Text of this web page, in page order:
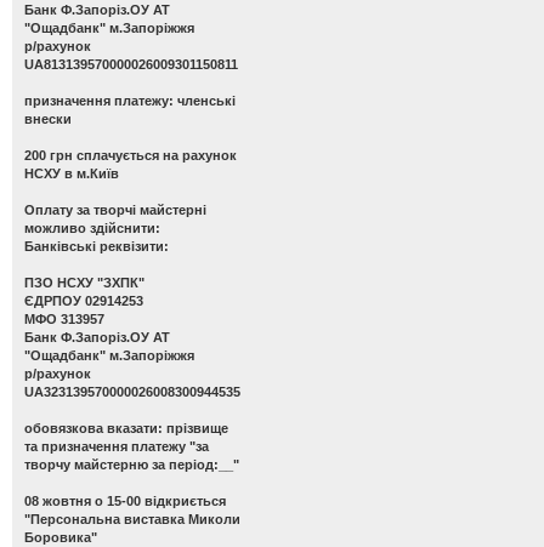
Банк Ф.Запоріз.ОУ АТ
"Ощадбанк" м.Запоріжжя
р/рахунок
UA813139570000026009301150811
призначення платежу: членські
внески
200 грн сплачується на рахунок
НСХУ в м.Київ
Оплату за творчі майстерні
можливо здійснити:
Банківські реквізити:
ПЗО НСХУ "ЗХПК"
ЄДРПОУ 02914253
МФО 313957
Банк Ф.Запоріз.ОУ АТ
"Ощадбанк" м.Запоріжжя
р/рахунок
UA323139570000026008300944535
обовязкова вказати: прізвище
та призначення платежу "за
творчу майстерню за період:__"
08 жовтня о 15-00 відкриється
"Персональна виставка Миколи
Боровика"